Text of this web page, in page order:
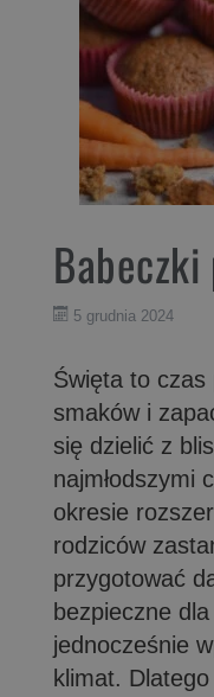
5 grudnia 2024
Święta to czas
smaków i
się dzielić z
najmłodszymi
okresie
rodziców
przygotować
bezpieczne
jednocześnie
klimat.